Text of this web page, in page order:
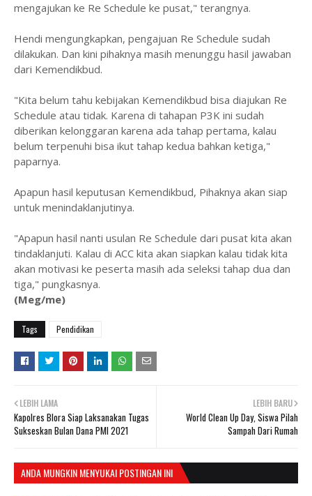
mengajukan ke Re Schedule ke pusat," terangnya.
Hendi mengungkapkan, pengajuan Re Schedule sudah
dilakukan. Dan kini pihaknya masih menunggu hasil jawaban
dari Kemendikbud.
"Kita belum tahu kebijakan Kemendikbud bisa diajukan Re
Schedule atau tidak. Karena di tahapan P3K ini sudah
diberikan kelonggaran karena ada tahap pertama, kalau
belum terpenuhi bisa ikut tahap kedua bahkan ketiga,"
paparnya.
Apapun hasil keputusan Kemendikbud, Pihaknya akan siap
untuk menindaklanjutinya.
"Apapun hasil nanti usulan Re Schedule dari pusat kita akan
tindaklanjuti. Kalau di ACC kita akan siapkan kalau tidak kita
akan motivasi ke peserta masih ada seleksi tahap dua dan
tiga," pungkasnya.
(Meg/me)
Tags Pendidikan
LEBIH BARU
World Clean Up Day, Siswa Pilah
Sampah Dari Rumah
LEBIH LAMA
Kapolres Blora Siap Laksanakan Tugas
Sukseskan Bulan Dana PMI 2021
ANDA MUNGKIN MENYUKAI POSTINGAN INI